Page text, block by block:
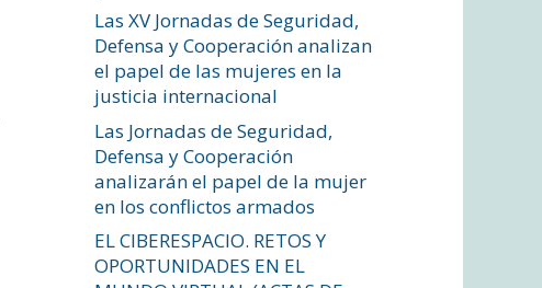
Las XV Jornadas de Seguridad,
Defensa y Cooperación analizan
el papel de las mujeres en la
justicia internacional
Las Jornadas de Seguridad,
Defensa y Cooperación
analizarán el papel de la mujer
en los conflictos armados
EL CIBERESPACIO. RETOS Y
OPORTUNIDADES EN EL